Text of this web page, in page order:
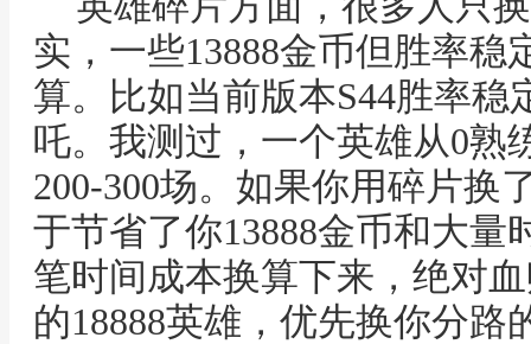
实，一些13888金币但胜率稳
算。比如当前版本S44胜率
吒。我测过，一个英雄从0熟
200-300场。如果你用碎片换
于节省了你13888金币和大量
笔时间成本换算下来，绝对
的18888英雄，优先换你分路